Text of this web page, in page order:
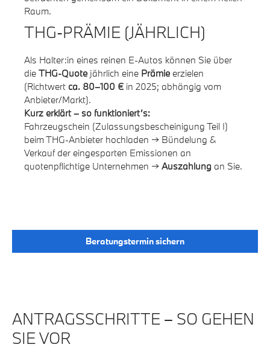
THG-PRÄMIE (JÄHRLICH)
Als Halter:in eines reinen E-Autos können Sie über
die THG-Quote jährlich eine Prämie erzielen
(Richtwert ca. 80–100 € in 2025; abhängig vom
Anbieter/Markt).
Kurz erklärt – so funktioniert’s:
Fahrzeugschein (Zulassungsbescheinigung Teil I)
beim THG-Anbieter hochladen → Bündelung &
Verkauf der eingesparten Emissionen an
quotenpflichtige Unternehmen → Auszahlung an Sie.
Beratungstermin sichern
ANTRAGSSCHRITTE – SO GEHEN
SIE VOR